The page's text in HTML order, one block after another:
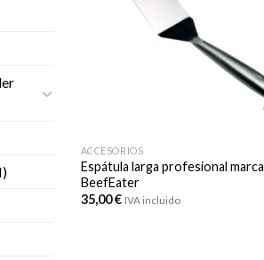
ACCESORIOS
Espátula larga profesional marca
BeefEater
35,00€ IVA incluido